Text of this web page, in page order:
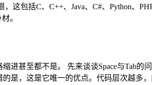
包括C、C++、Java、C#、Python、
。
进甚至都不是。 先来谈谈Space与Tab的
是，这是它唯一的优点。代码层次越多